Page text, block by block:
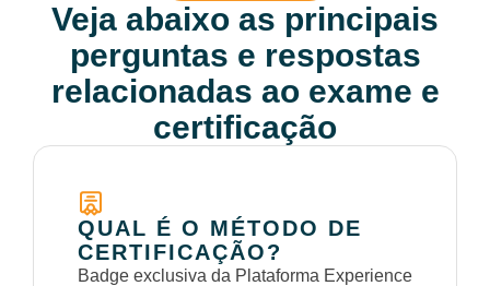
Veja abaixo as principais
perguntas e respostas
relacionadas ao exame e
certificação
QUAL É O MÉTODO DE
CERTIFICAÇÃO?
Badge exclusiva da Plataforma Experience